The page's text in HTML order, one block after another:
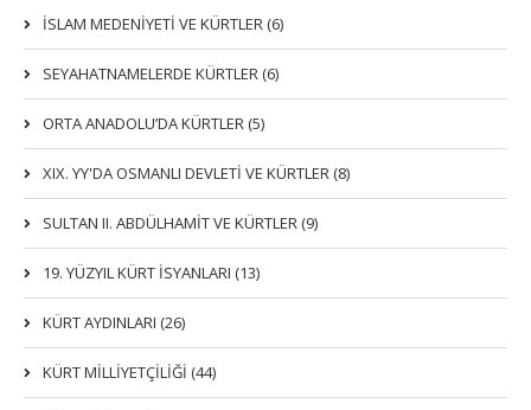
İSLAM MEDENİYETİ VE KÜRTLER (6)
SEYAHATNAMELERDE KÜRTLER (6)
ORTA ANADOLU’DA KÜRTLER (5)
XIX. YY'DA OSMANLI DEVLETI VE KÜRTLER (8)
SULTAN II. ABDÜLHAMİT VE KÜRTLER (9)
19. YÜZYIL KÜRT İSYANLARI (13)
KÜRT AYDINLARI (26)
KÜRT MİLLİYETÇİLİĞİ (44)